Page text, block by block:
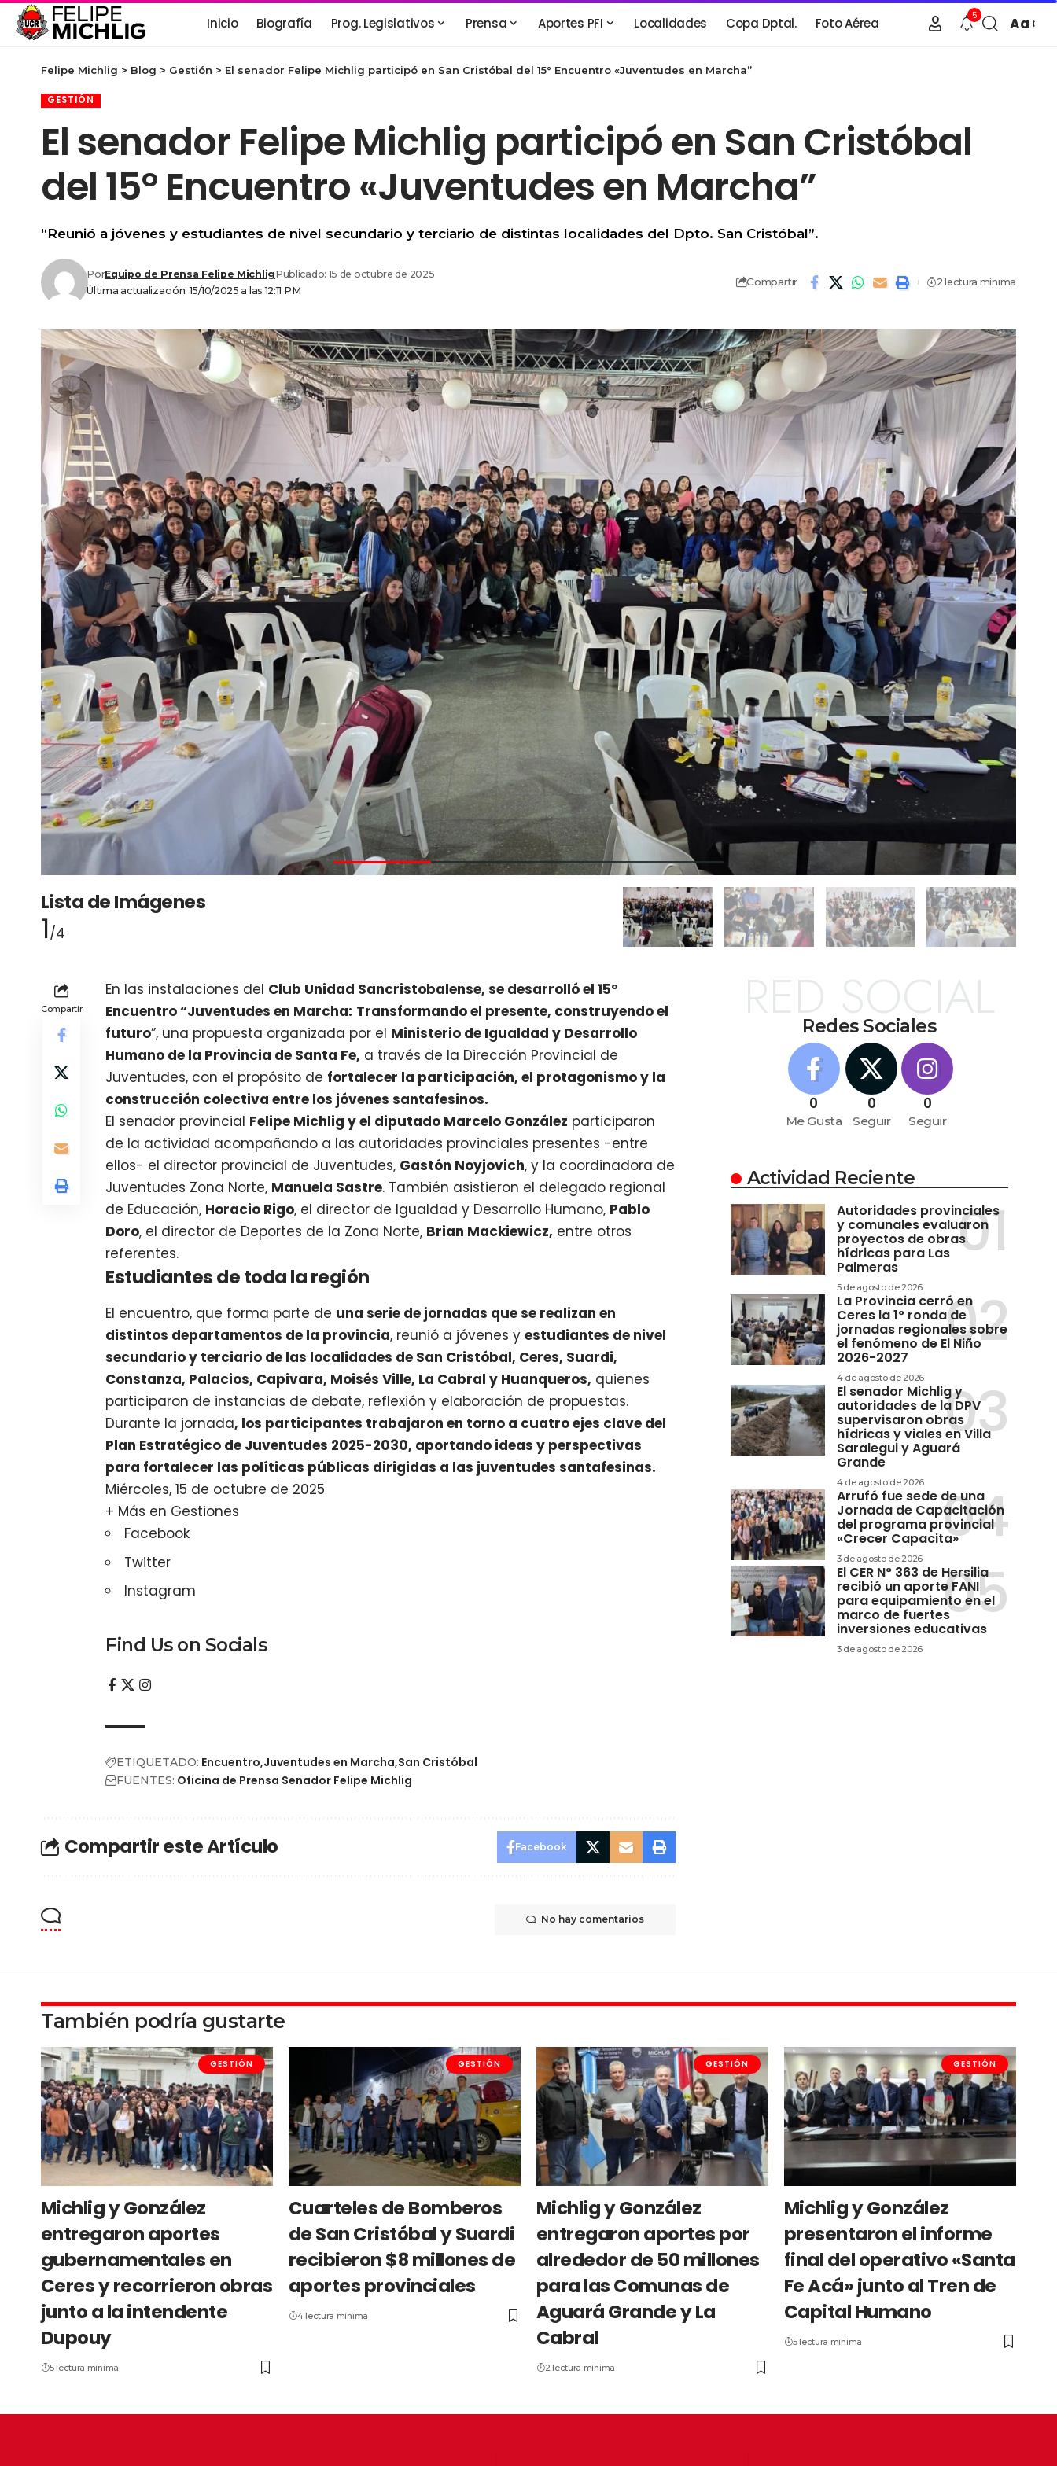
Inicio Biografía Prog. Legislativos Prensa Aportes PFI Localidades Copa Dptal. Foto Aérea
5 Aa
Felipe Michlig > Blog > Gestión > El senador Felipe Michlig participó en San Cristóbal del 15° Encuentro «Juventudes en Marcha”
GESTIÓN
El senador Felipe Michlig participó en San Cristóbal
del 15° Encuentro «Juventudes en Marcha”
“Reunió a jóvenes y estudiantes de nivel secundario y terciario de distintas localidades del Dpto. San Cristóbal”.
Última actualización: 15/10/2025 a las 12:11 PM
PorEquipo de Prensa Felipe MichligPublicado: 15 de octubre de 2025
Compartir 2 lectura mínima
Lista de Imágenes
1/4
Compartir
En las instalaciones del Club Unidad Sancristobalense, se desarrolló el 15º
Encuentro “Juventudes en Marcha: Transformando el presente, construyendo el
futuro”, una propuesta organizada por el Ministerio de Igualdad y Desarrollo
Humano de la Provincia de Santa Fe, a través de la Dirección Provincial de
Juventudes, con el propósito de fortalecer la participación, el protagonismo y la
construcción colectiva entre los jóvenes santafesinos.
El senador provincial Felipe Michlig y el diputado Marcelo González participaron
de la actividad acompañando a las autoridades provinciales presentes -entre
ellos- el director provincial de Juventudes, Gastón Noyjovich, y la coordinadora de
Juventudes Zona Norte, Manuela Sastre. También asistieron el delegado regional
de Educación, Horacio Rigo, el director de Igualdad y Desarrollo Humano, Pablo
Doro, el director de Deportes de la Zona Norte, Brian Mackiewicz, entre otros
referentes.
Estudiantes de toda la región
El encuentro, que forma parte de una serie de jornadas que se realizan en
distintos departamentos de la provincia, reunió a jóvenes yestudiantes de nivel
secundario y terciario de las localidades de San Cristóbal, Ceres, Suardi,
Constanza, Palacios, Capivara, Moisés Ville, La Cabral y Huanqueros, quienes
participaron de instancias de debate, reflexión y elaboración de propuestas.
Durante la jornada, los participantes trabajaron en torno a cuatro ejes clave del
Plan Estratégico de Juventudes 2025-2030, aportando ideas y perspectivas
para fortalecer las políticas públicas dirigidas a las juventudes santafesinas.
Miércoles, 15 de octubre de 2025
+ Más en Gestiones
Facebook
Twitter
Instagram
Find Us on Socials
ETIQUETADO: Encuentro Juventudes en Marcha San Cristóbal
FUENTES: Oficina de Prensa Senador Felipe Michlig
Compartir este Artículo Facebook
No hay comentarios
Redes Sociales
RED SOCIAL
0
Me Gusta
0
Seguir
0
Seguir
Actividad Reciente
Autoridades provinciales
y comunales evaluaron
proyectos de obras
hídricas para Las
Palmeras
5 de agosto de 2026
La Provincia cerró en
Ceres la 1° ronda de
jornadas regionales sobre
el fenómeno de El Niño
2026-2027
4 de agosto de 2026
El senador Michlig y
autoridades de la DPV
supervisaron obras
hídricas y viales en Villa
Saralegui y Aguará
Grande
4 de agosto de 2026
Arrufó fue sede de una
Jornada de Capacitación
del programa provincial
«Crecer Capacita»
3 de agosto de 2026
El CER N° 363 de Hersilia
recibió un aporte FANI
para equipamiento en el
marco de fuertes
inversiones educativas
3 de agosto de 2026
También podría gustarte
GESTIÓN
Michlig y González
entregaron aportes
gubernamentales en
Ceres y recorrieron obras
junto a la intendente
Dupouy
5 lectura mínima
GESTIÓN
Cuarteles de Bomberos
de San Cristóbal y Suardi
recibieron $8 millones de
aportes provinciales
4 lectura mínima
GESTIÓN
Michlig y González
entregaron aportes por
alrededor de 50 millones
para las Comunas de
Aguará Grande y La
Cabral
2 lectura mínima
GESTIÓN
Michlig y González
presentaron el informe
final del operativo «Santa
Fe Acá» junto al Tren de
Capital Humano
5 lectura mínima